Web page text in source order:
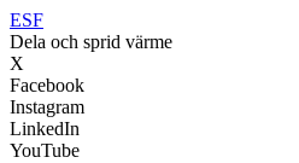
ESF
Dela och sprid värme
X
Facebook
Instagram
LinkedIn
YouTube